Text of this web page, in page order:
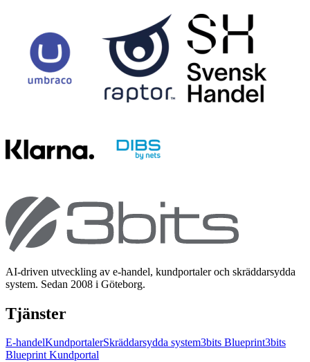
AI-driven utveckling av e-handel, kundportaler och skräddarsydda
system. Sedan 2008 i Göteborg.
Tjänster
E-handelKundportalerSkräddarsydda system3bits Blueprint3bits
Blueprint Kundportal